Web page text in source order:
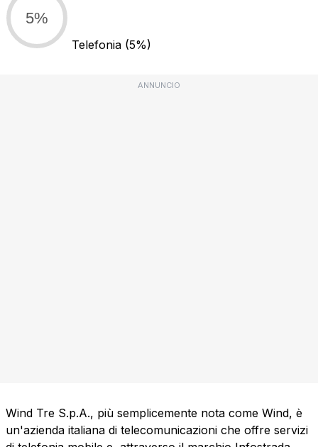
5%
Telefonia (5%)
ANNUNCIO
Wind Tre S.p.A., più semplicemente nota come Wind, è
un'azienda italiana di telecomunicazioni che offre servizi